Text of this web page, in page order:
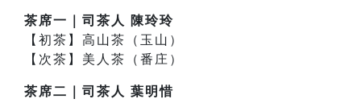
茶席一｜司茶人 陳玲玲
【初茶】高山茶（玉山）
【次茶】美人茶（番庄）
茶席二｜司茶人 葉明惜